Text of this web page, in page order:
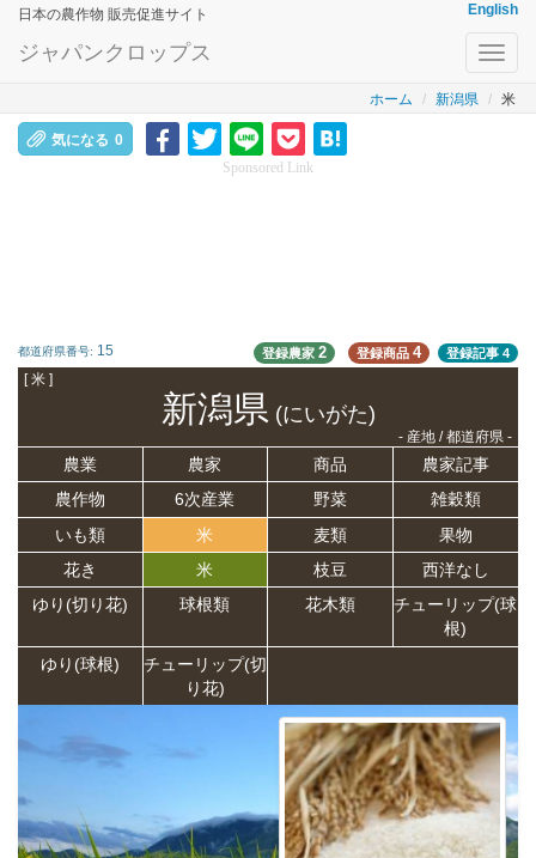
日本の農作物 販売促進サイト English
ジャパンクロップス
ホーム 新潟県 米
気になる 0
Sponsored Link
都道府県番号: 15 登録農家2 登録商品 4 登録記事 4
[ 米 ]
新潟県 (にいがた)
- 産地 / 都道府県 -
農業 農家 商品
農家記事
農作物
6次産業 野菜
雑穀類
いも類
米 麦類
果物
花き
米 枝豆
西洋なし
ゆり(切り花)
球根類 花木類
チューリップ(球
根)
ゆり(球根)
チューリップ(切
り花)